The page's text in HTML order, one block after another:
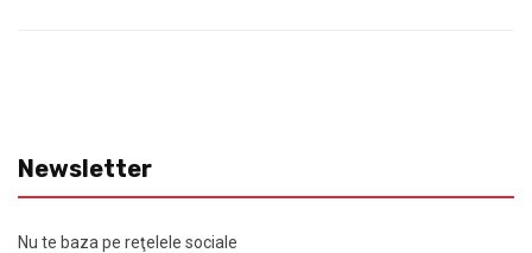
Newsletter
Nu te baza pe reţelele sociale